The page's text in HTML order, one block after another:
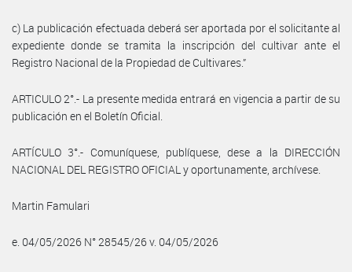
c) La publicación efectuada deberá ser aportada por el solicitante al
expediente donde se tramita la inscripción del cultivar ante el
Registro Nacional de la Propiedad de Cultivares.”
ARTICULO 2°.- La presente medida entrará en vigencia a partir de su
publicación en el Boletín Oficial.
ARTÍCULO 3°.- Comuníquese, publíquese, dese a la DIRECCIÓN
NACIONAL DEL REGISTRO OFICIAL y oportunamente, archívese.
Martin Famulari
e. 04/05/2026 N° 28545/26 v. 04/05/2026